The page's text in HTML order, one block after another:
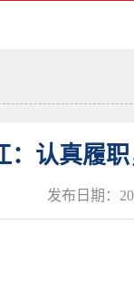
：认真履
发布日期：